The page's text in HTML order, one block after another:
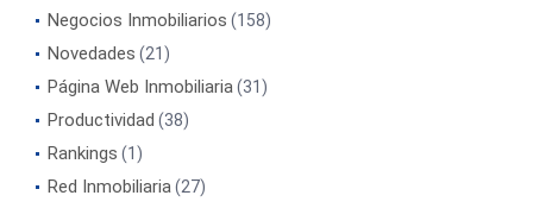
Negocios Inmobiliarios (158)
Novedades (21)
Página Web Inmobiliaria(31)
Productividad (38)
Rankings (1)
Red Inmobiliaria(27)